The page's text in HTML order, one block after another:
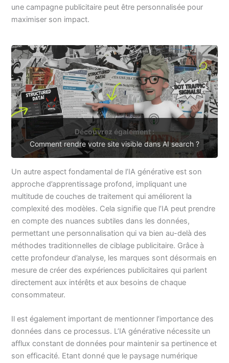
une campagne publicitaire peut être personnalisée pour
maximiser son impact.
Découvrez également :
Comment rendre votre site visible dans AI search ?
Un autre aspect fondamental de l’IA générative est son
approche d’apprentissage profond, impliquant une
multitude de couches de traitement qui améliorent la
complexité des modèles. Cela signifie que l’IA peut prendre
en compte des nuances subtiles dans les données,
permettant une personnalisation qui va bien au-delà des
méthodes traditionnelles de ciblage publicitaire. Grâce à
cette profondeur d’analyse, les marques sont désormais en
mesure de créer des expériences publicitaires qui parlent
directement aux intérêts et aux besoins de chaque
consommateur.
Il est également important de mentionner l’importance des
données dans ce processus. L’IA générative nécessite un
afflux constant de données pour maintenir sa pertinence et
son efficacité. Etant donné que le paysage numérique